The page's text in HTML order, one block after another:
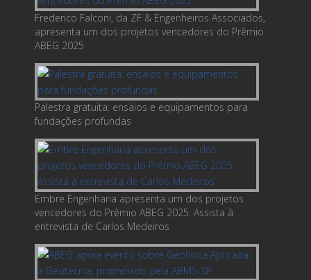
Frederico Falconi, da ZF & Engenheiros Associados,
apresenta um dos projetos vencedores do Prêmio
ABEG 2025
Palestra gratuita: ensaios e equipamentos para
fundações profundas
Embre Engenharia apresenta um dos projetos
vencedores do Prêmio ABEG 2025. Assista à
entrevista de Carlos Medeiros